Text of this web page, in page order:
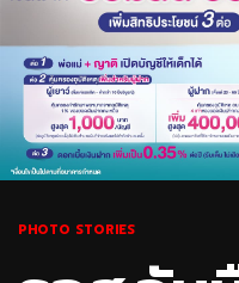
PHOTO STORIES